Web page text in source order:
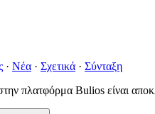
· Νέα · Σχετικά · Σύνταξη
πλατφόρμα Bulios είναι